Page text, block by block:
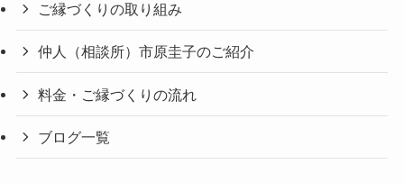
ご縁づくりの取り組み
仲人（相談所）市原圭子のご紹介
料金・ご縁づくりの流れ
ブログ一覧